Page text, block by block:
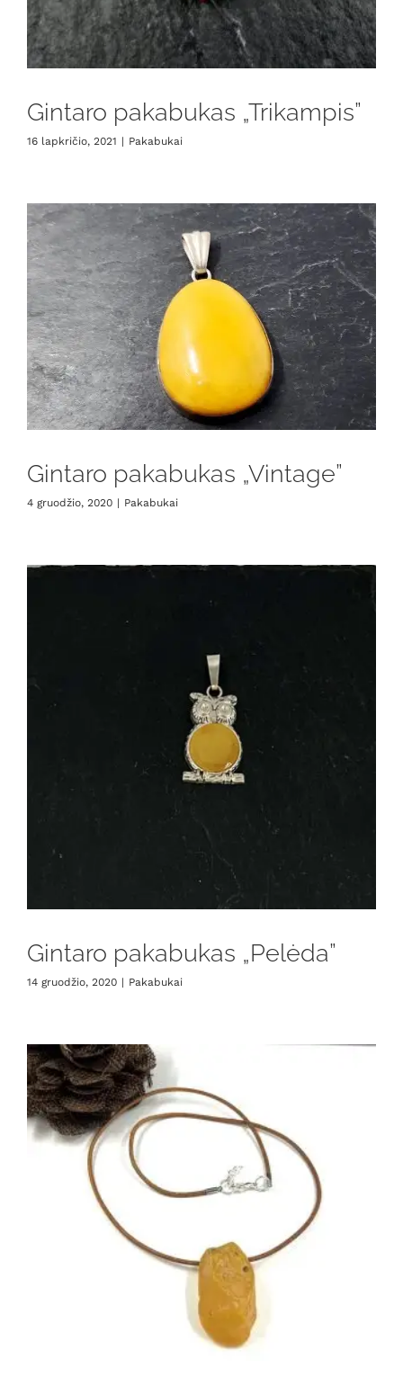
Gintaro pakabukas „Trikampis”
16 lapkričio, 2021 | Pakabukai
Gintaro pakabukas „Vintage”
4 gruodžio, 2020 | Pakabukai
Gintaro pakabukas „Pelėda”
14 gruodžio, 2020 | Pakabukai